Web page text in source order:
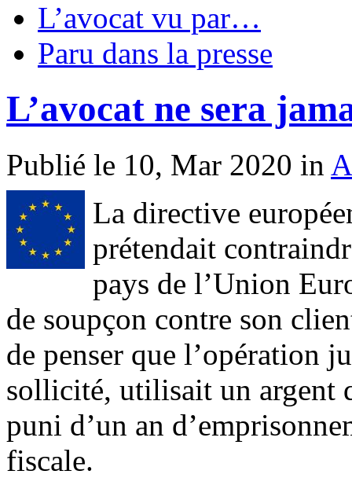
L’avocat vu par…
Paru dans la presse
L’avocat ne sera
Publié le 10, Mar 2020 in
La directive
prétendait
pays de l’Union
de soupçon contre son
de penser que l’opération
sollicité, utilisait un argent
puni d’un an
fiscale.